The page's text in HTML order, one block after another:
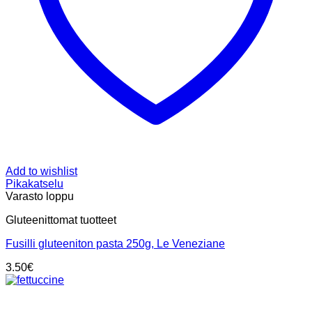
Add to wishlist
Pikakatselu
Varasto loppu
Gluteenittomat tuotteet
Fusilli gluteeniton pasta 250g, Le Veneziane
3.50€